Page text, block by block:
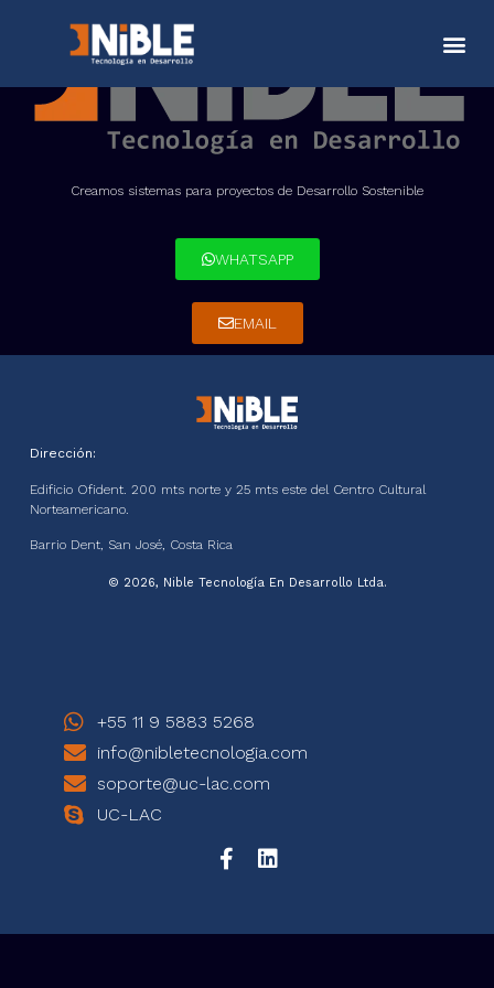
Creamos sistemas para proyectos de Desarrollo Sostenible
WHATSAPP
EMAIL
Dirección:
Edificio Ofident. 200 mts norte y 25 mts este del Centro Cultural
Norteamericano.
Barrio Dent, San José, Costa Rica
© 2026, Nible Tecnología En Desarrollo Ltda.
+55 11 9 5883 5268
info@nibletecnologia.com
soporte@uc-lac.com
UC-LAC